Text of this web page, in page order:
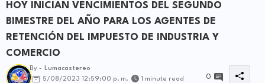
HOY INICIAN VENCIMIENTOS DEL SEGUNDO
BIMESTRE DEL AÑO PARA LOS AGENTES DE
RETENCIÓN DEL IMPUESTO DE INDUSTRIA Y
COMERCIO
By -
Lumacastereo
5/08/2023 12:59:00 p. m.
1 minute read 0